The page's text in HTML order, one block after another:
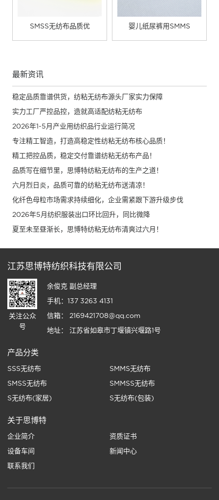
SMSS无纺布品质优 婴儿纸尿裤用SMMS
最新资讯
稳定品质靠谱供货，纺粘无纺布源头厂家实力保障
实力工厂严控品控，造就高适配纺粘无纺布
2026年1-5月产业用纺织品行业运行简况
专注精工智造，打造高稳定性纺粘无纺布核心品质！
精工把控品质，稳定交付靠谱纺粘无纺布产品！
品质写在细节里，思博特纺粘无纺布的生产之道！
六月烈日炎，品质可靠的纺粘无纺布送清凉！
化纤色母粒市场需求持续细化，企业需紧跟下游升级步伐
2026年5月纺织服装出口环比回升，同比微降
夏至未至昼渐长，思博特纺粘无纺布清爽过六月！
江苏思博特纺织科技有限公司
关注公众
号
余俊克 副总经理
手机：137 3263 4131
信箱： 2169421708@qq.com
地址： 江苏省如皋市丁堰镇兴堰路1号
产品分类
SSS无纺布
SMMS无纺布
SMSS无纺布
SMMSS无纺布
S无纺布(家居)
S无纺布(包装)
关于思博特
企业简介
资质证书
设备车间
新闻中心
联系我们